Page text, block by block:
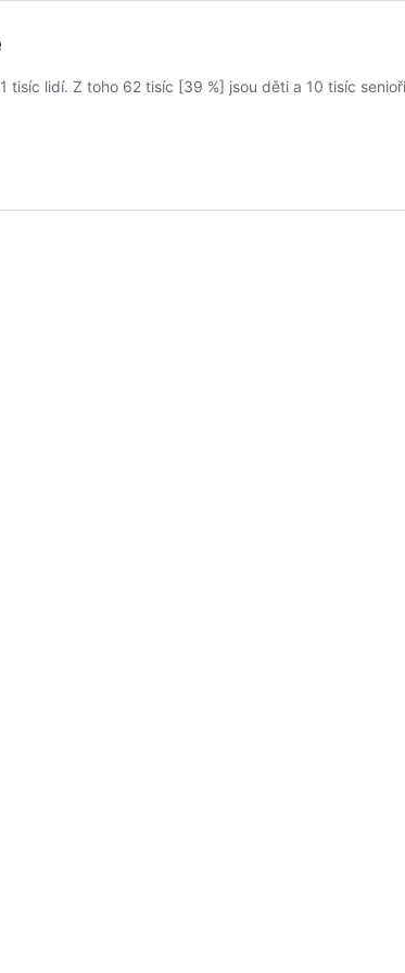
lidí. Z toho 62 tisíc [39 %] jsou děti a 10 tisíc